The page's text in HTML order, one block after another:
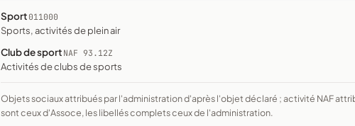
Sport 011000
Sports, activités de plein air
Club de sport NAF 93.12Z
Activités de clubs de sports
Objets sociaux attribués par l'administration d'après l'objet déclaré ; activité NAF attribuée par l'INSEE. Les noms courts
sont ceux d'Assoce, les libellés complets ceux de l'administration.